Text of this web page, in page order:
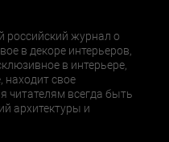
российский журнал о
в декоре интерьеров,
в интерьере,
находит свое
читателям всегда быть
архитектуры и